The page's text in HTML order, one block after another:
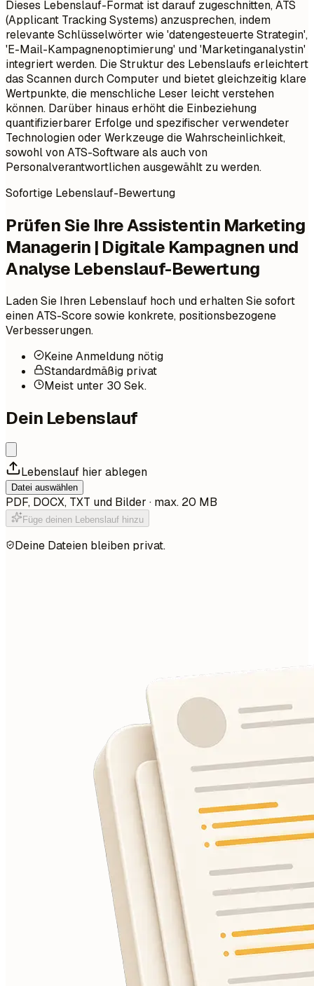
Dieses Lebenslauf-Format ist darauf zugeschnitten, ATS
(Applicant Tracking Systems) anzusprechen, indem
relevante Schlüsselwörter wie 'datengesteuerte Strategin',
'E-Mail-Kampagnenoptimierung' und 'Marketinganalystin'
integriert werden. Die Struktur des Lebenslaufs erleichtert
das Scannen durch Computer und bietet gleichzeitig klare
Wertpunkte, die menschliche Leser leicht verstehen
können. Darüber hinaus erhöht die Einbeziehung
quantifizierbarer Erfolge und spezifischer verwendeter
Technologien oder Werkzeuge die Wahrscheinlichkeit,
sowohl von ATS-Software als auch von
Personalverantwortlichen ausgewählt zu werden.
Sofortige Lebenslauf-Bewertung
Prüfen Sie Ihre Assistentin Marketing
Managerin | Digitale Kampagnen und
Analyse Lebenslauf-Bewertung
Laden Sie Ihren Lebenslauf hoch und erhalten Sie sofort
einen ATS-Score sowie konkrete, positionsbezogene
Verbesserungen.
Keine Anmeldung nötig
Standardmäßig privat
Meist unter 30 Sek.
Dein Lebenslauf
Lebenslauf hier ablegen
Datei auswählen
PDF, DOCX, TXT und Bilder · max. 20 MB
Füge deinen Lebenslauf hinzu
Deine Dateien bleiben privat.